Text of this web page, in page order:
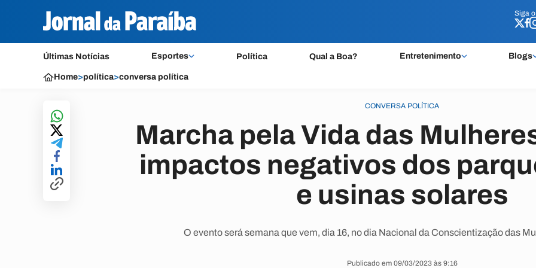
Siga o
Últimas Notícias Esportes Política Qual a Boa? Entretenimento Blogs
Siga o
Home>política>conversa política
CONVERSA POLÍTICA
Marcha pela Vida das
impactos negativos dos
e usinas solares
O evento será semana que vem, dia 16, no dia Nacional da Conscientização das
Publicado em 09/03/2023 às 9:16